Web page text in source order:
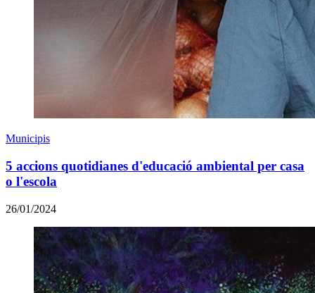
Municipis
5 accions quotidianes d'educació ambiental per casa
o l'escola
26/01/2024